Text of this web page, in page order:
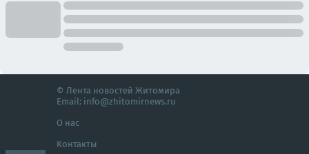
© Лента новостей Житомира
Email: info@zhitomirnews.ru
О нас
Контакты